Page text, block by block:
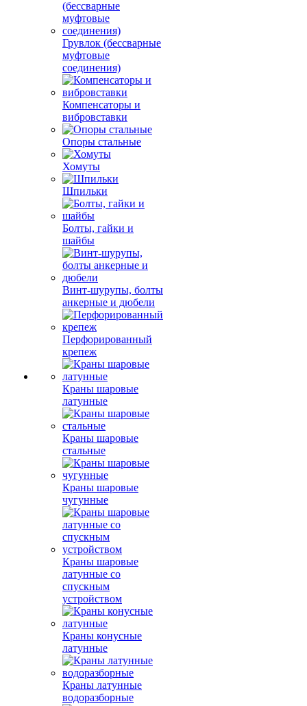
Грувлок (бессварные
муфтовые
соединения)
Компенсаторы и
вибровставки
Опоры стальные
Хомуты
Шпильки
Болты, гайки и
шайбы
Винт-шурупы, болты
анкерные и дюбели
Перфорированный
крепеж
Краны шаровые
латунные
Краны шаровые
стальные
Краны шаровые
чугунные
Краны шаровые
латунные со
спускным
устройством
Краны конусные
латунные
Краны латунные
водоразборные